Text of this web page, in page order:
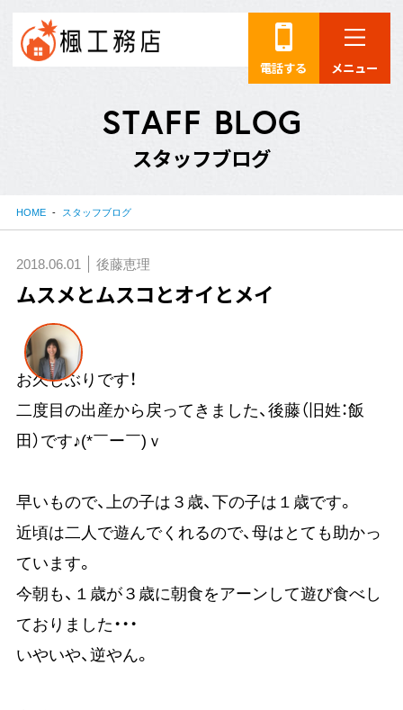
電話する メニュー
STAFF BLOG
スタッフブログ
HOME スタッフブログ
2018.06.01 後藤恵理
ムスメとムスコとオイとメイ
お久しぶりです！
二度目の出産から戻ってきました、後藤（旧姓：飯
田）です♪(*￣ー￣)ｖ
早いもので、上の子は３歳、下の子は１歳です。
近頃は二人で遊んでくれるので、母はとても助かっ
ています。
今朝も、１歳が３歳に朝食をアーンして遊び食べし
ておりました・・・
いやいや、逆やん。